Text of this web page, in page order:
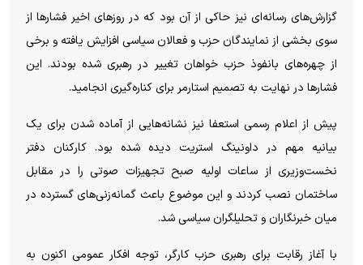
گزارش‌های رسانه‌ای نیز حاکی از آن بود که در روز‌های اخیر فشار‌ها از
سوی بخشی از نمایندگان حزب و فعالان سیاسی افزایش یافته و برخی
از چهره‌های بانفوذ حزب خواهان تغییر در رهبری شده بودند. این
فشار‌ها در نهایت به تصمیم استارمر برای کناره‌گیری انجامید.
پیش از اعلام رسمی استعفا نیز نشانه‌هایی از آماده شدن برای یک
بیانیه مهم در داونینگ استریت دیده شده بود. کارکنان دفتر
نخست‌وزیری از ساعات اولیه صبح تجهیزات صوتی را در مقابل
ساختمان نصب کردند و این موضوع باعث گمانه‌زنی‌های گسترده در
میان خبرنگاران و تحلیلگران سیاسی شد.
با آغاز رقابت برای رهبری حزب کارگر، توجه افکار عمومی اکنون به